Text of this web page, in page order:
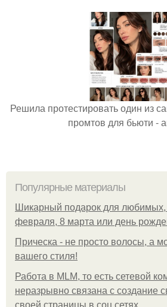
Решила протестировать один из
промтов для бьюти -
Популярные материалы
Шикарный подарок для любимых,
февраля, 8 марта или день
Прическа - не просто волосы, а
вашего стиля!
Работа в MLM, то есть сетевой
неразрывно связана с создание
своей страницы в соц сетях.